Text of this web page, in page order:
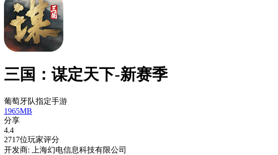
三国：谋定天下-新赛季
葡萄牙队指定手游
1965MB
分享
4.4
2717位玩家评分
开发商: 上海幻电信息科技有限公司